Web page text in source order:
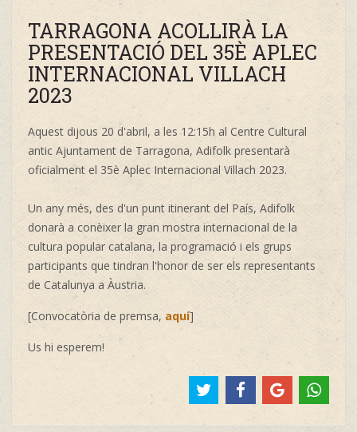
TARRAGONA ACOLLIRÀ LA
PRESENTACIÓ DEL 35È APLEC
INTERNACIONAL VILLACH
2023
Aquest dijous 20 d'abril, a les 12:15h al Centre Cultural
antic Ajuntament de Tarragona, Adifolk presentarà
oficialment el 35è Aplec Internacional Villach 2023.
Un any més, des d'un punt itinerant del País, Adifolk
donarà a conèixer la gran mostra internacional de la
cultura popular catalana, la programació i els grups
participants que tindran l'honor de ser els representants
de Catalunya a Àustria.
[Convocatòria de premsa, aquí]
Us hi esperem!